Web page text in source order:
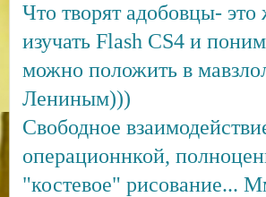
Что творят адобовцы-
изучать Flash CS4 и
можно положить в
Лениным)))
Свободное
операционнкой,
"костевое" рисование...